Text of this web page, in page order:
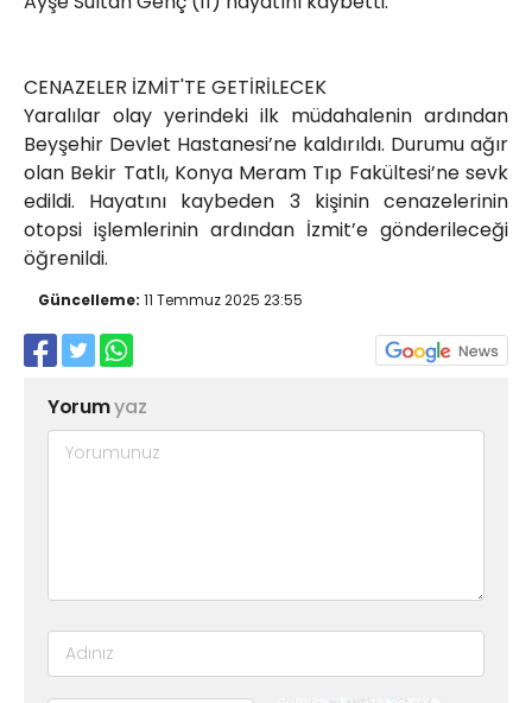
CENAZELER İZMİT'TE GETİRİLECEK
Yaralılar olay yerindeki ilk müdahalenin ardından
Beyşehir Devlet Hastanesi’ne kaldırıldı. Durumu ağır
olan Bekir Tatlı, Konya Meram Tıp Fakültesi’ne sevk
edildi. Hayatını kaybeden 3 kişinin cenazelerinin
otopsi işlemlerinin ardından İzmit’e gönderileceği
öğrenildi.
Güncelleme: 11 Temmuz 2025 23:55
Yorumyaz